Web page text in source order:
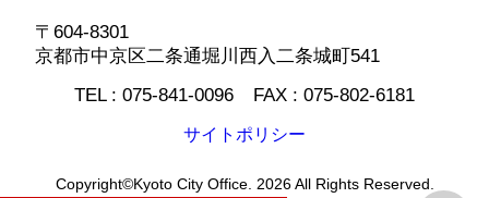
〒604-8301
京都市中京区二条通堀川西入二条城町541
TEL : 075-841-0096 FAX :075-802-6181
サイトポリシー
Copyright©Kyoto City Office. 2026 All Rights Reserved.